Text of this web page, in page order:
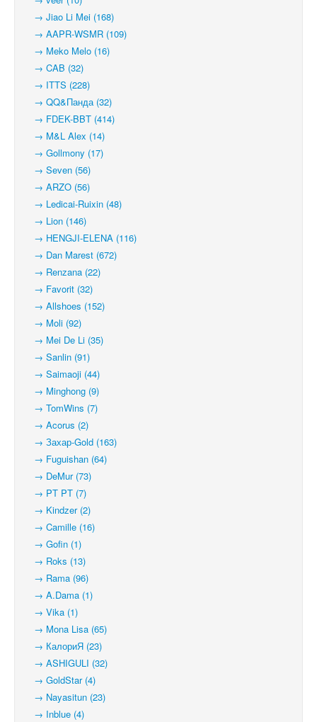
→ Jiao Li Mei (168)
→ AAPR-WSMR (109)
→ Meko Melo (16)
→ CAB (32)
→ ITTS (228)
→ QQ&Панда (32)
→ FDEK-BBT (414)
→ M&L Alex (14)
→ Gollmony (17)
→ Seven (56)
→ ARZO (56)
→ Ledicai-Ruixin (48)
→ Lion (146)
→ HENGJI-ELENA (116)
→ Dan Marest (672)
→ Renzana (22)
→ Favorit (32)
→ Allshoes (152)
→ Moli (92)
→ Mei De Li (35)
→ Sanlin (91)
→ Saimaoji (44)
→ Minghong (9)
→ TomWins (7)
→ Acorus (2)
→ Захар-Gold (163)
→ Fuguishan (64)
→ DeMur (73)
→ PT PT (7)
→ Kindzer (2)
→ Camille (16)
→ Gofin (1)
→ Roks (13)
→ Rama (96)
→ A.Dama (1)
→ Vika (1)
→ Mona Lisa (65)
→ КалориЯ (23)
→ ASHIGULI (32)
→ GoldStar (4)
→ Nayasitun (23)
→ Inblue (4)